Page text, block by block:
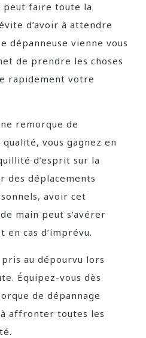
peut faire toute la
d’avoir à attendre
dépanneuse vienne vous
de prendre les choses
rapidement votre
remorque de
vous gagnez en
d’esprit sur la
des déplacements
avoir cet
main peut s’avérer
cas d’imprévu.
pris au dépourvu lors
Équipez-vous dès
de dépannage
affronter toutes les